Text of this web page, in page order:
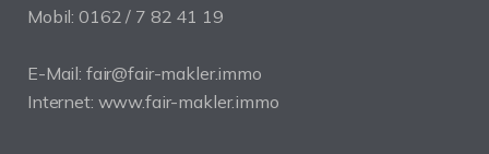
Mobil: 0162 / 7 82 41 19
E-Mail: fair@fair-makler.immo
Internet: www.fair-makler.immo